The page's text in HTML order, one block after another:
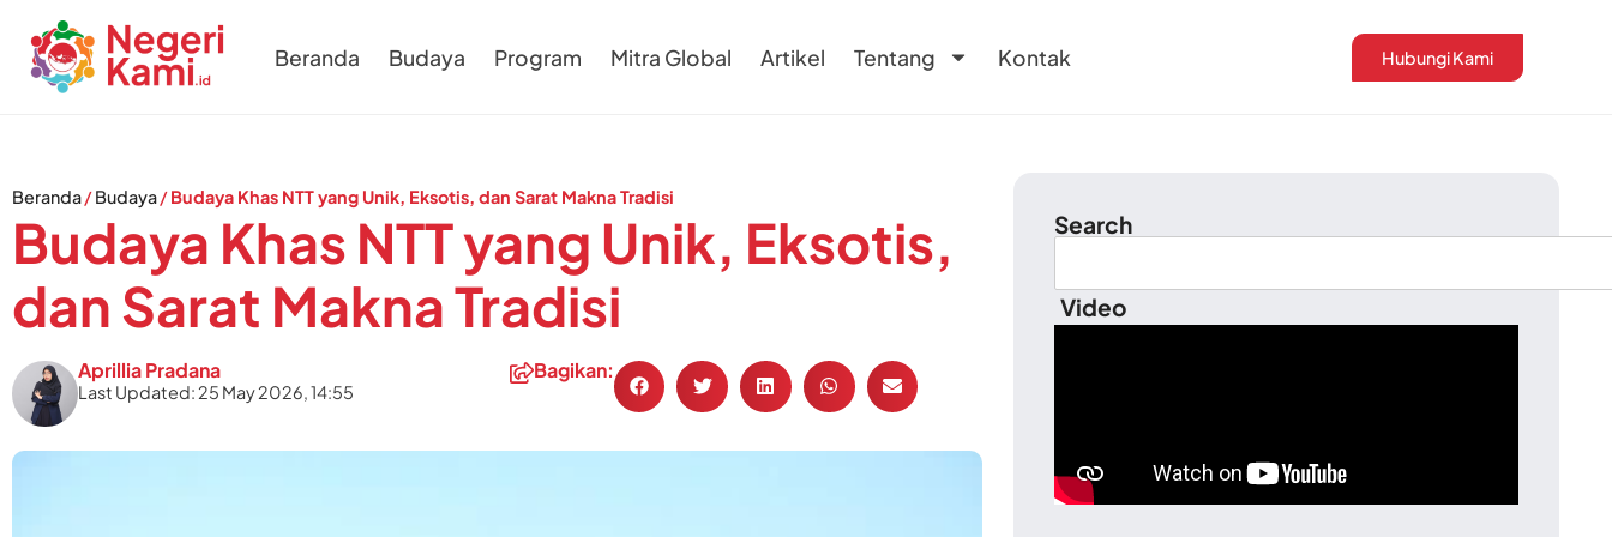
Beranda Budaya Program Mitra Global Artikel Tentang Kontak Hubungi Kami
Beranda/Budaya/Budaya Khas NTT yang Unik, Eksotis, dan Sarat Makna Tradisi
Budaya Khas NTT yang Unik, Eksotis,
dan Sarat Makna Tradisi
Aprillia Pradana
Last Updated: 25 May 2026, 14:55
Bagikan:
Search
Video